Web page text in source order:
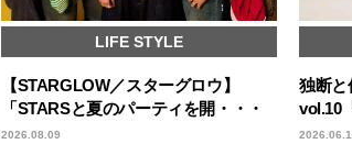
LIFE STYLE
【STARGLOW／スターグロウ】
「STARSと夏のパーティを開・・・
2026.08.09
独断と
vol.10